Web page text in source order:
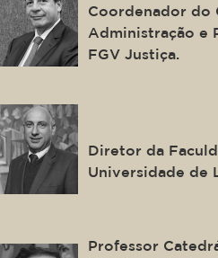
Coordenador do
Administração e
FGV Justiça.
Diretor da
Universidade de
Professor